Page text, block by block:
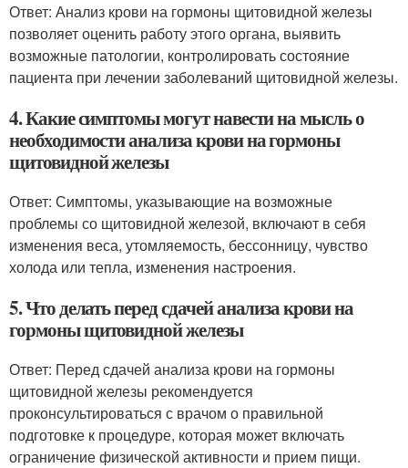
Ответ: Анализ крови на гормоны щитовидной железы
позволяет оценить работу этого органа, выявить
возможные патологии, контролировать состояние
пациента при лечении заболеваний щитовидной железы.
4. Какие симптомы могут навести на мысль о
необходимости анализа крови на гормоны
щитовидной железы
Ответ: Симптомы, указывающие на возможные
проблемы со щитовидной железой, включают в себя
изменения веса, утомляемость, бессонницу, чувство
холода или тепла, изменения настроения.
5. Что делать перед сдачей анализа крови на
гормоны щитовидной железы
Ответ: Перед сдачей анализа крови на гормоны
щитовидной железы рекомендуется
проконсультироваться с врачом о правильной
подготовке к процедуре, которая может включать
ограничение физической активности и прием пищи.